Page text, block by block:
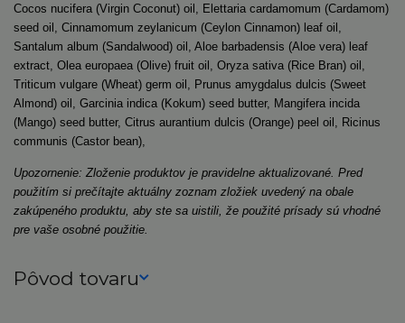
Cocos nucifera (Virgin Coconut) oil, Elettaria cardamomum (Cardamom)
seed oil, Cinnamomum zeylanicum (Ceylon Cinnamon) leaf oil,
Santalum album (Sandalwood) oil, Aloe barbadensis (Aloe vera) leaf
extract, Olea europaea (Olive) fruit oil, Oryza sativa (Rice Bran) oil,
Triticum vulgare (Wheat) germ oil, Prunus amygdalus dulcis (Sweet
Almond) oil, Garcinia indica (Kokum) seed butter, Mangifera incida
(Mango) seed butter, Citrus aurantium dulcis (Orange) peel oil, Ricinus
communis (Castor bean),
Upozornenie: Zloženie produktov je pravidelne aktualizované. Pred
použitím si prečítajte aktuálny zoznam zložiek uvedený na obale
zakúpeného produktu, aby ste sa uistili, že použité prísady sú vhodné
pre vaše osobné použitie.
Pôvod tovaru